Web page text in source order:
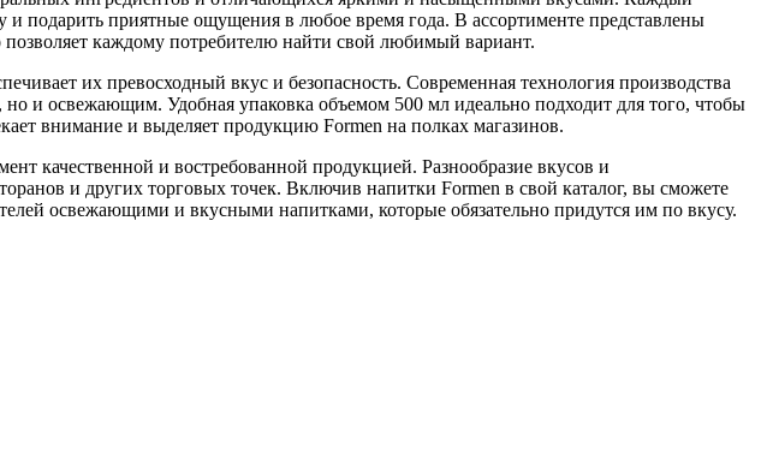
и подарить приятные ощущения в любое время года. В ассортименте представлены
позволяет каждому потребителю найти свой любимый вариант.
их превосходный вкус и безопасность. Современная технология производства
и освежающим. Удобная упаковка объемом 500 мл идеально подходит для того, чтобы
внимание и выделяет продукцию Formen на полках магазинов.
качественной и востребованной продукцией. Разнообразие вкусов и
и других торговых точек. Включив напитки Formen в свой каталог, вы сможете
освежающими и вкусными напитками, которые обязательно придутся им по вкусу.